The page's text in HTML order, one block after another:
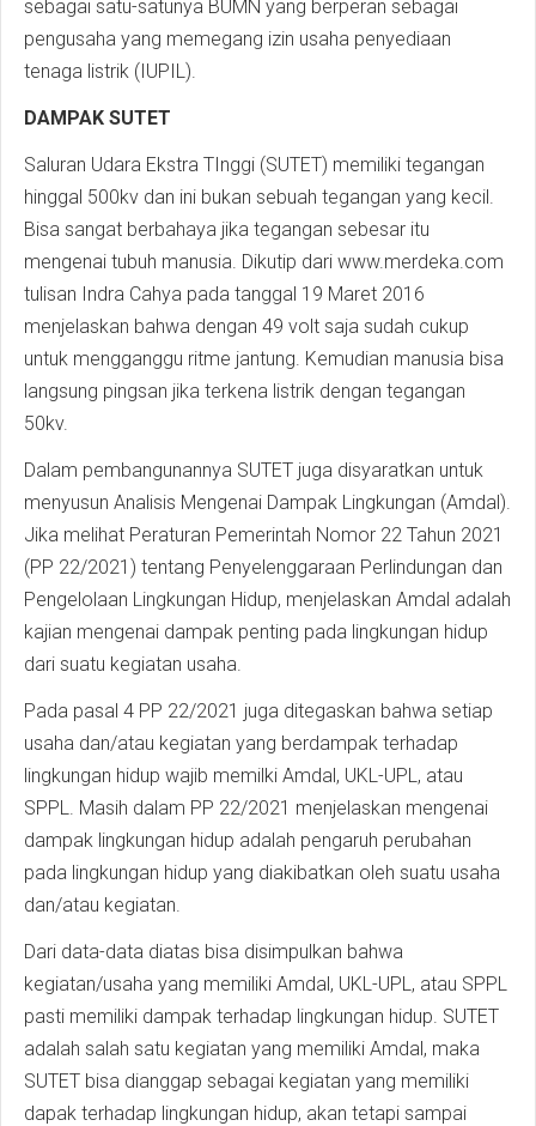
sebagai satu-satunya BUMN yang berperan sebagai
pengusaha yang memegang izin usaha penyediaan
tenaga listrik (IUPIL).
DAMPAK SUTET
Saluran Udara Ekstra TInggi (SUTET) memiliki tegangan
hinggal 500kv dan ini bukan sebuah tegangan yang kecil.
Bisa sangat berbahaya jika tegangan sebesar itu
mengenai tubuh manusia. Dikutip dari www.merdeka.com
tulisan Indra Cahya pada tanggal 19 Maret 2016
menjelaskan bahwa dengan 49 volt saja sudah cukup
untuk mengganggu ritme jantung. Kemudian manusia bisa
langsung pingsan jika terkena listrik dengan tegangan
50kv.
Dalam pembangunannya SUTET juga disyaratkan untuk
menyusun Analisis Mengenai Dampak Lingkungan (Amdal).
Jika melihat Peraturan Pemerintah Nomor 22 Tahun 2021
(PP 22/2021) tentang Penyelenggaraan Perlindungan dan
Pengelolaan Lingkungan Hidup, menjelaskan Amdal adalah
kajian mengenai dampak penting pada lingkungan hidup
dari suatu kegiatan usaha.
Pada pasal 4 PP 22/2021 juga ditegaskan bahwa setiap
usaha dan/atau kegiatan yang berdampak terhadap
lingkungan hidup wajib memilki Amdal, UKL-UPL, atau
SPPL. Masih dalam PP 22/2021 menjelaskan mengenai
dampak lingkungan hidup adalah pengaruh perubahan
pada lingkungan hidup yang diakibatkan oleh suatu usaha
dan/atau kegiatan.
Dari data-data diatas bisa disimpulkan bahwa
kegiatan/usaha yang memiliki Amdal, UKL-UPL, atau SPPL
pasti memiliki dampak terhadap lingkungan hidup. SUTET
adalah salah satu kegiatan yang memiliki Amdal, maka
SUTET bisa dianggap sebagai kegiatan yang memiliki
dapak terhadap lingkungan hidup, akan tetapi sampai